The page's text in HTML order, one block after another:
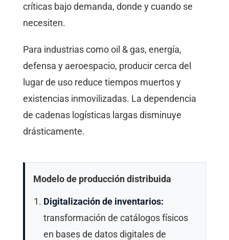
críticas bajo demanda, donde y cuando se
necesiten.
Para industrias como oil & gas, energía,
defensa y aeroespacio, producir cerca del
lugar de uso reduce tiempos muertos y
existencias inmovilizadas. La dependencia
de cadenas logísticas largas disminuye
drásticamente.
Modelo de producción distribuida
Digitalización de inventarios:
transformación de catálogos físicos
en bases de datos digitales de